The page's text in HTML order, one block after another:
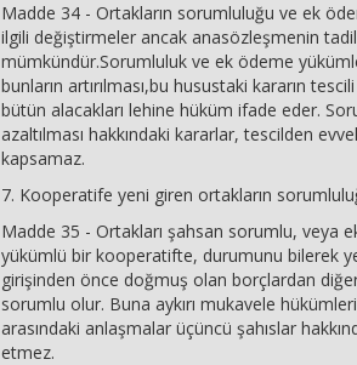
Madde 34 - Ortakların sorumluluğu ve ek
ilgili değiştirmeler ancak anasözleşmenin
mümkündür.Sorumluluk ve ek ödeme
bunların artırılması,bu husustaki kararın
bütün alacakları lehine hüküm ifade eder.
azaltılması hakkındaki kararlar, tescilden
kapsamaz.
7. Kooperatife yeni giren ortakların
Madde 35 - Ortakları şahsan sorumlu, veya
yükümlü bir kooperatifte, durumunu bilerek
girişinden önce doğmuş olan borçlardan
sorumlu olur. Buna aykırı mukavele
arasındaki anlaşmalar üçüncü şahıslar
etmez.